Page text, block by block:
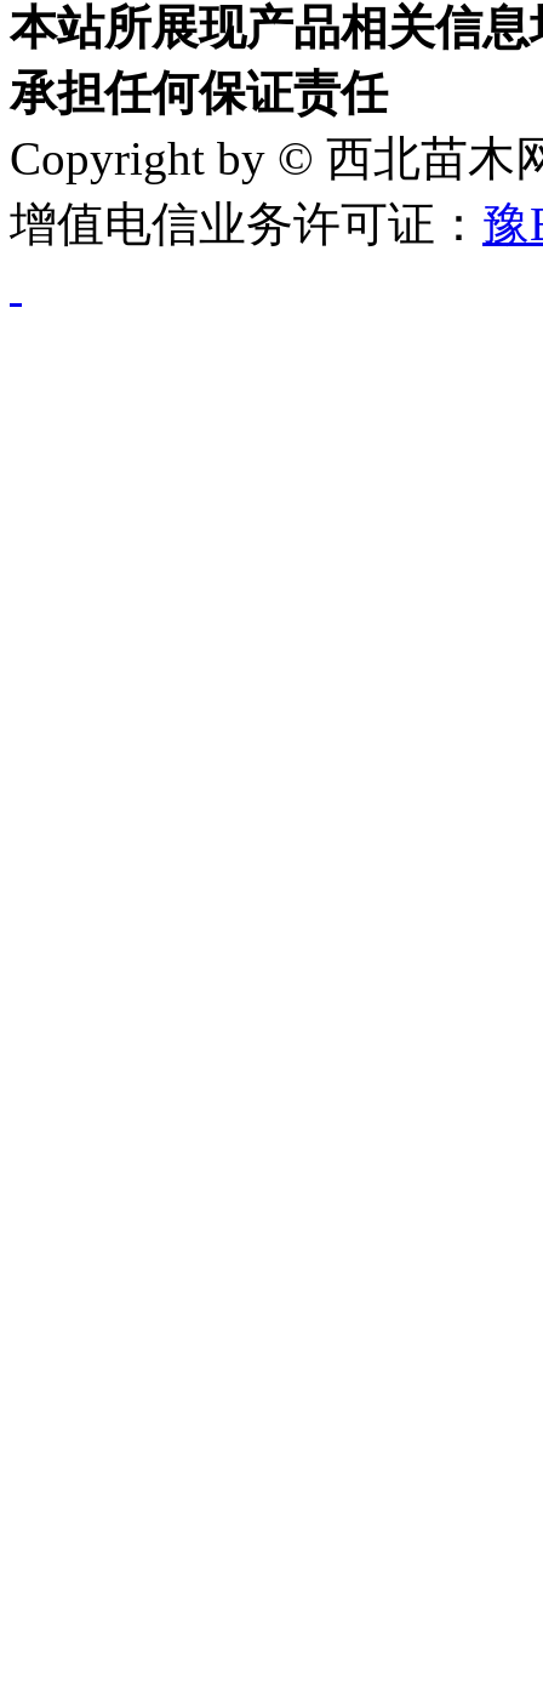
本站所展现产品相关信
承担任何保证责任
Copyright by © 西北苗木
增值电信业务许可证： 豫